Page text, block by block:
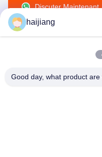
Discuter Maintenant
Ningbo haijiang
haijiang
Good day, what product